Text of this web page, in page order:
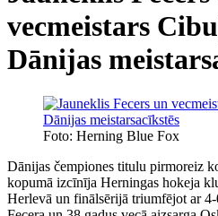
vecmeistars
Dānijas
Foto: Herning Blue Fox
Dānijas čempiones titulu pirmoreiz
kopumā izcīnīja Herningas hokeja
Herlevā un finālsērijā triumfējot ar 4-